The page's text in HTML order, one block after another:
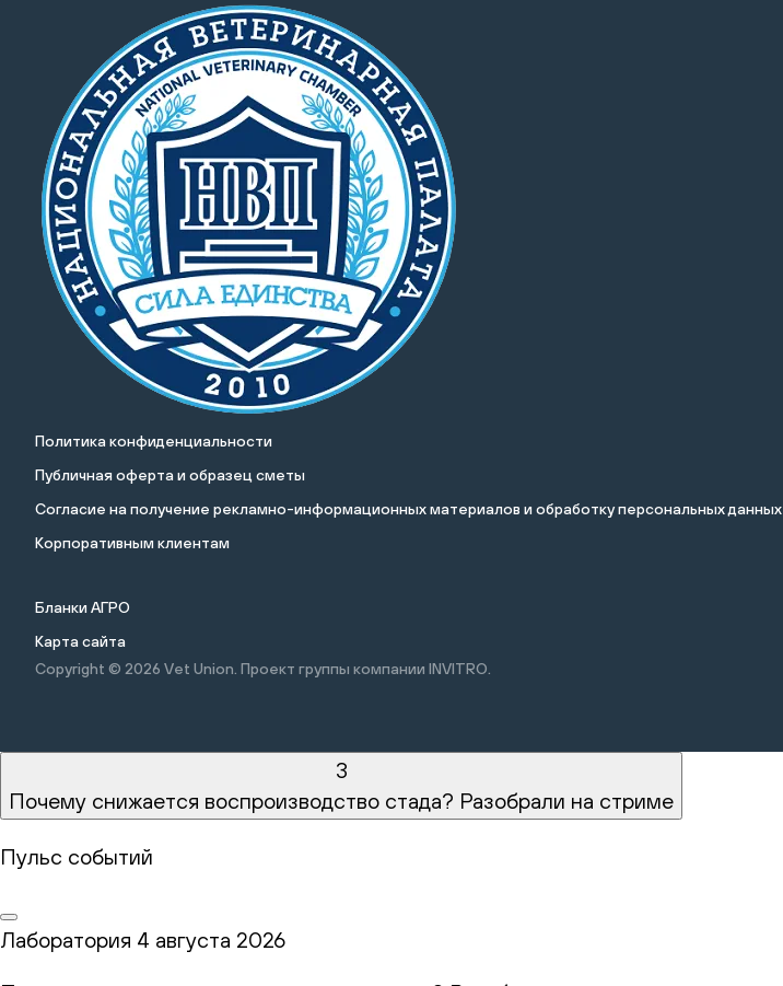
Политика конфиденциальности
Публичная оферта и образец сметы
Cогласие на получение рекламно-информационных материалов и обработку персональных данных
Корпоративным клиентам
Бланки АГРО
Карта сайта
Copyright © 2026 Vet Union. Проект группы компании INVITRO.
3
Почему снижается воспроизводство стада? Разобрали на стриме
Пульс событий
Лаборатория 4 августа 2026